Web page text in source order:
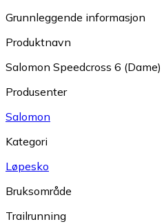
Grunnleggende informasjon
Produktnavn
Salomon Speedcross 6 (Dame)
Produsenter
Salomon
Kategori
Løpesko
Bruksområde
Trailrunning